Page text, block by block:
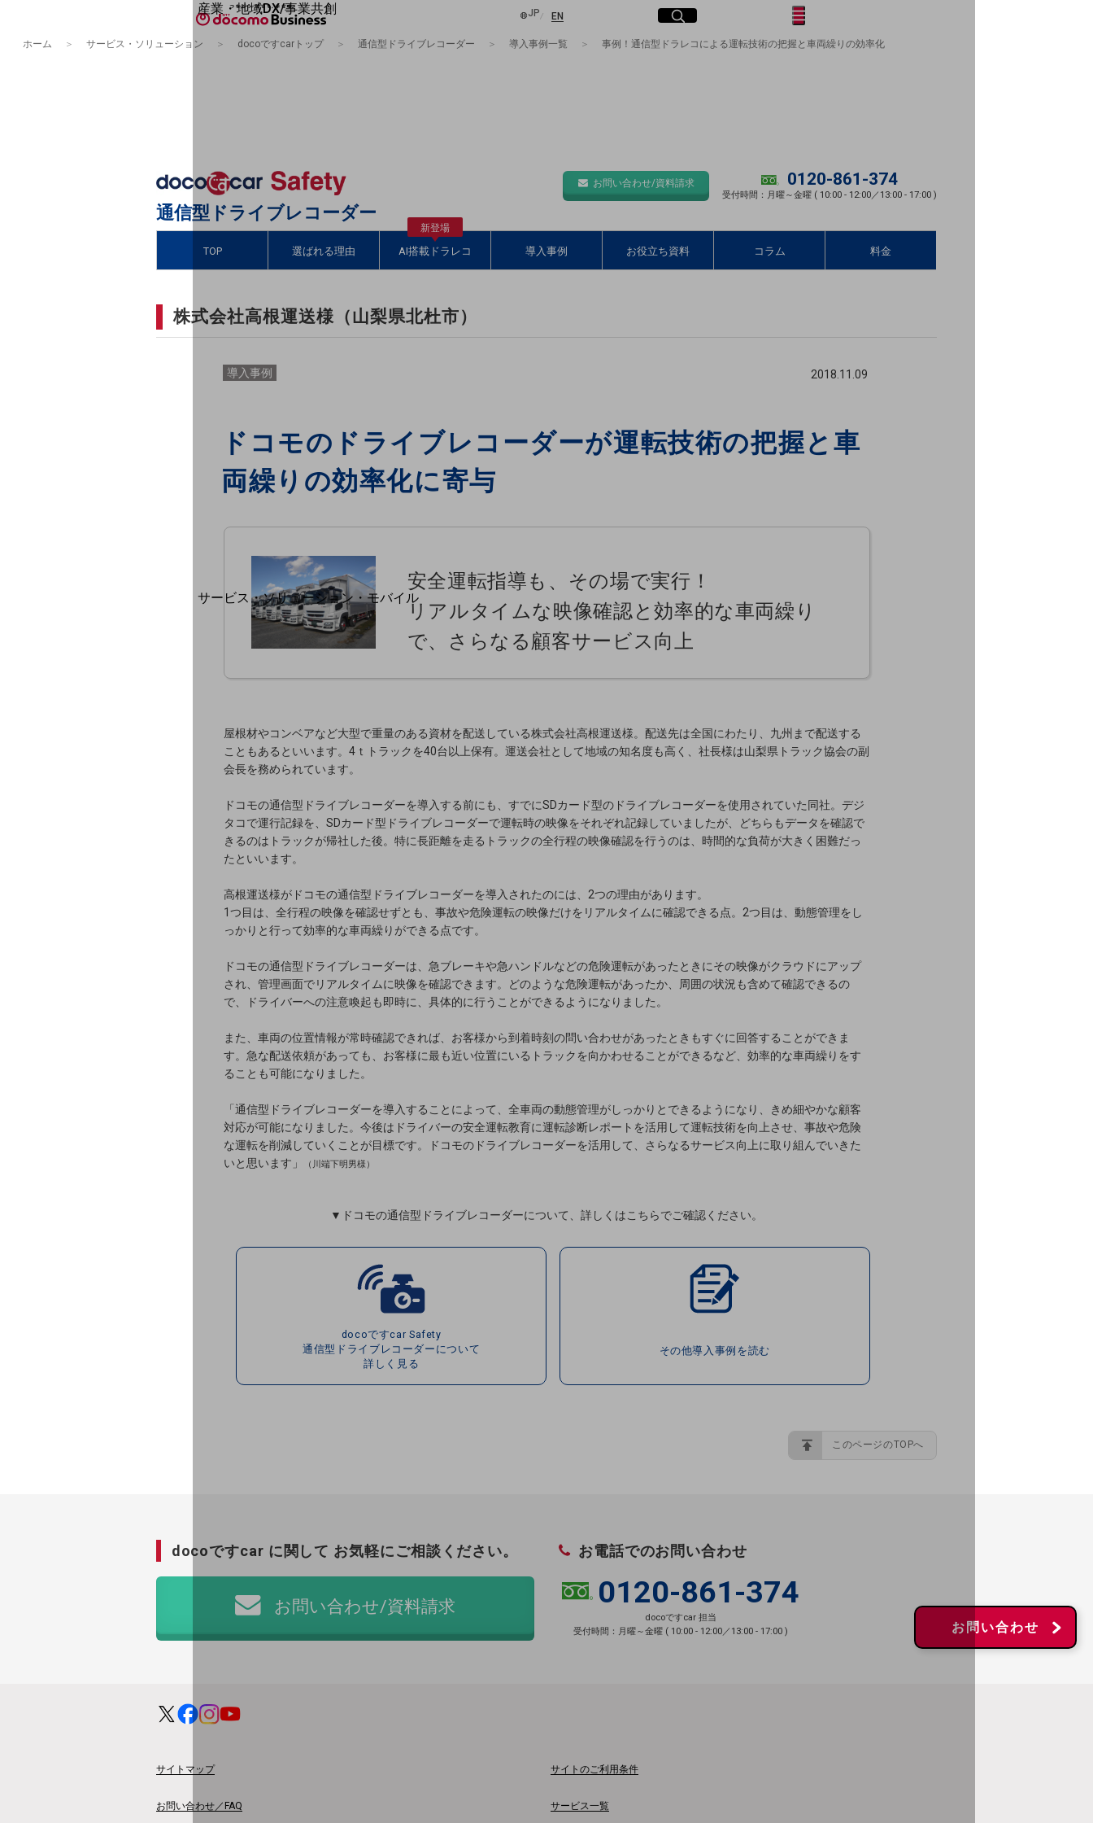
産業・地域DX/事業共創
OPEN HUB for Plural Futures
Smart World
産業・地域DXプラットフォーマーとして
企業と地域が持続成長する社会を目指します
Smart City
Smart Healthcare
Smart Industry
生成AI(Generative AI)
地域の取り組み
地域社会を支える皆さまと地域課題の解決や
地域経済のさらなる活性化に取り組みます
サービス・ソリューション・モバイル
サービス・ソリューションTOP
カテゴリーで探す
ネットワーク・モバイル
クラウド・データセンター
電話・映像コミュニケーション
セキュリティ
データ利活用
業務支援・マーケティング
課題・ニーズで探す
課題・ニーズで探すTOP
コミュニケーション・情報共有
業種・業態で探すTOP
一次産業
教育
モビリティ
製造・建設業
JP日本語
ENEnglish サイト内検索
開く メニュー
開く
ホーム サービス・ソリューション docoですcarトップ 通信型ドライブレコーダー 導入事例一覧 事例！通信型ドラレコによる運転技術の把握と車両繰りの効率化
通信型ドライブレコーダー
お問い合わせ/資料請求 0120-861-374
受付時間：月曜～金曜 ( 10:00 - 12:00／13:00 - 17:00 )
TOP 選ばれる理由 AI搭載ドラレコ
新登場
導入事例 お役立ち資料 コラム 料金
株式会社高根運送様（山梨県北杜市）
導入事例 2018.11.09
ドコモのドライブレコーダーが運転技術の把握と車
両繰りの効率化に寄与
安全運転指導も、その場で実行！
リアルタイムな映像確認と効率的な車両繰り
で、さらなる顧客サービス向上
屋根材やコンベアなど大型で重量のある資材を配送している株式会社高根運送様。配送先は全国にわたり、九州まで配送する
こともあるといいます。4ｔトラックを40台以上保有。運送会社として地域の知名度も高く、社長様は山梨県トラック協会の副
会長を務められています。
ドコモの通信型ドライブレコーダーを導入する前にも、すでにSDカード型のドライブレコーダーを使用されていた同社。デジ
タコで運行記録を、SDカード型ドライブレコーダーで運転時の映像をそれぞれ記録していましたが、どちらもデータを確認で
きるのはトラックが帰社した後。特に長距離を走るトラックの全行程の映像確認を行うのは、時間的な負荷が大きく困難だっ
たといいます。
高根運送様がドコモの通信型ドライブレコーダーを導入されたのには、2つの理由があります。
1つ目は、全行程の映像を確認せずとも、事故や危険運転の映像だけをリアルタイムに確認できる点。2つ目は、動態管理をし
っかりと行って効率的な車両繰りができる点です。
ドコモの通信型ドライブレコーダーは、急ブレーキや急ハンドルなどの危険運転があったときにその映像がクラウドにアップ
され、管理画面でリアルタイムに映像を確認できます。どのような危険運転があったか、周囲の状況も含めて確認できるの
で、ドライバーへの注意喚起も即時に、具体的に行うことができるようになりました。
また、車両の位置情報が常時確認できれば、お客様から到着時刻の問い合わせがあったときもすぐに回答することができま
す。急な配送依頼があっても、お客様に最も近い位置にいるトラックを向かわせることができるなど、効率的な車両繰りをす
ることも可能になりました。
「通信型ドライブレコーダーを導入することによって、全車両の動態管理がしっかりとできるようになり、きめ細やかな顧客
対応が可能になりました。今後はドライバーの安全運転教育に運転診断レポートを活用して運転技術を向上させ、事故や危険
な運転を削減していくことが目標です。ドコモのドライブレコーダーを活用して、さらなるサービス向上に取り組んでいきた
いと思います」
（川端下明男様）
▼ドコモの通信型ドライブレコーダーについて、詳しくはこちらでご確認ください。
docoですcar Safety
通信型ドライブレコーダーについて
詳しく見る
その他導入事例を読む
このページのTOPへ
docoですcar に関して お気軽にご相談ください。
お問い合わせ/資料請求
お電話でのお問い合わせ
0120-861-374
docoですcar 担当
受付時間：月曜～金曜 ( 10:00 - 12:00／13:00 - 17:00 )
お問い合わせ
サイトマップ サイトのご利用条件
お問い合わせ／FAQ サービス一覧